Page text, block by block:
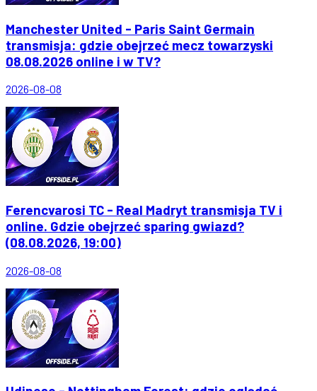
Manchester United - Paris Saint Germain
transmisja: gdzie obejrzeć mecz towarzyski
08.08.2026 online i w TV?
2026-08-08
Ferencvarosi TC - Real Madryt transmisja TV i
online. Gdzie obejrzeć sparing gwiazd?
(08.08.2026, 19:00)
2026-08-08